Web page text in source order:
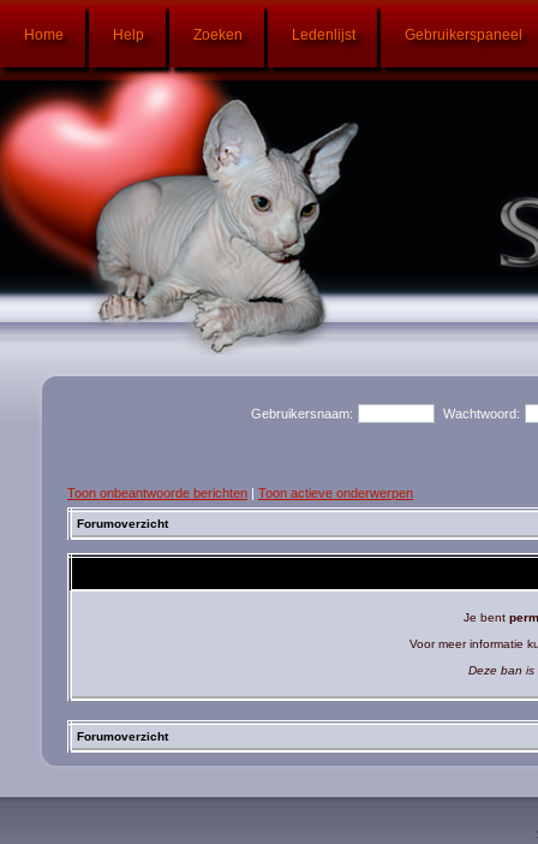
Home Help Zoeken Ledenlijst Gebruikerspaneel
Gebruikersnaam: Wachtwoord:
Toon onbeantwoorde berichten | Toon actieve onderwerpen
Forumoverzicht
Je bent
Voor meer informatie
Deze ban is
Forumoverzicht